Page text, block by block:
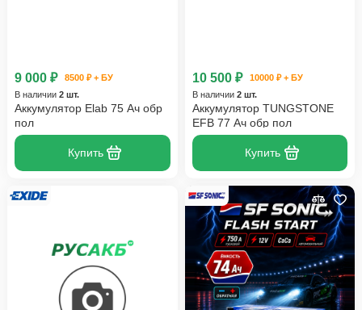
9 000 ₽
8500 ₽ + БУ
В наличии 2 шт.
Аккумулятор Elab 75 Ач обр
пол
Купить
10 500 ₽
10000 ₽ + БУ
В наличии 2 шт.
Аккумулятор TUNGSTONE
EFB 77 Ач обр пол
Купить